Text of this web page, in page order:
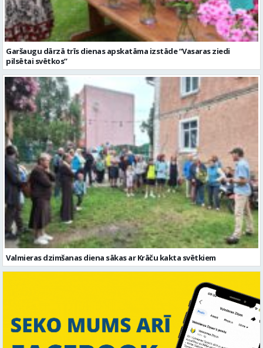
Garšaugu dārzā trīs dienas apskatāma izstāde “Vasaras ziedi
pilsētai svētkos”
Valmieras dzimšanas diena sākas ar Krāču kakta svētkiem